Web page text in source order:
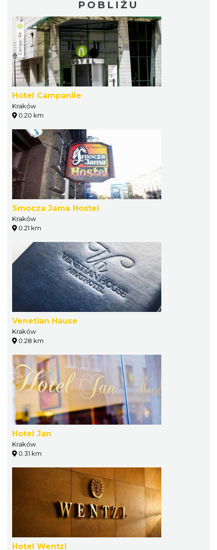
POBLIŻU
Hotel Campanile
Kraków
0.20 km
Smocza Jama Hostel
Kraków
0.21 km
Venetian Hause
Kraków
0.28 km
Hotel Jan
Kraków
0.31 km
Hotel Wentzl